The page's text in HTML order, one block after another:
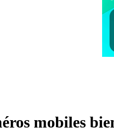
mobiles